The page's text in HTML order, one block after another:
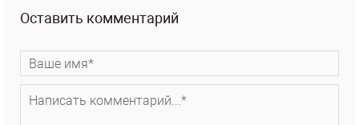
Оставить комментарий